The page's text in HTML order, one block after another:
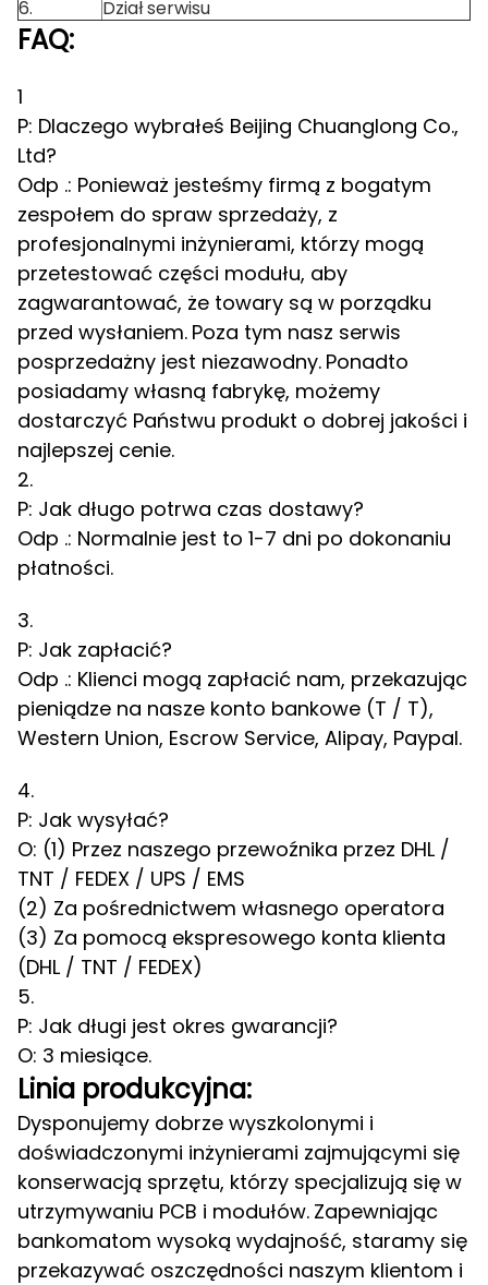
6. Dział serwisu
FAQ:
1
P: Dlaczego wybrałeś Beijing Chuanglong Co.,
Ltd?
Odp .: Ponieważ jesteśmy firmą z bogatym
zespołem do spraw sprzedaży, z
profesjonalnymi inżynierami, którzy mogą
przetestować części modułu, aby
zagwarantować, że towary są w porządku
przed wysłaniem. Poza tym nasz serwis
posprzedażny jest niezawodny. Ponadto
posiadamy własną fabrykę, możemy
dostarczyć Państwu produkt o dobrej jakości i
najlepszej cenie.
2.
P: Jak długo potrwa czas dostawy?
Odp .: Normalnie jest to 1-7 dni po dokonaniu
płatności.
3.
P: Jak zapłacić?
Odp .: Klienci mogą zapłacić nam, przekazując
pieniądze na nasze konto bankowe (T / T),
Western Union, Escrow Service, Alipay, Paypal.
4.
P: Jak wysyłać?
O: (1) Przez naszego przewoźnika przez DHL /
TNT / FEDEX / UPS / EMS
(2) Za pośrednictwem własnego operatora
(3) Za pomocą ekspresowego konta klienta
(DHL / TNT / FEDEX)
5.
P: Jak długi jest okres gwarancji?
O: 3 miesiące.
Linia produkcyjna:
Dysponujemy dobrze wyszkolonymi i
doświadczonymi inżynierami zajmującymi się
konserwacją sprzętu, którzy specjalizują się w
utrzymywaniu PCB i modułów. Zapewniając
bankomatom wysoką wydajność, staramy się
przekazywać oszczędności naszym klientom i